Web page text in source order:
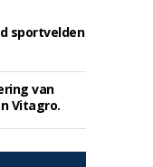
sportvelden
van
Vitagro.